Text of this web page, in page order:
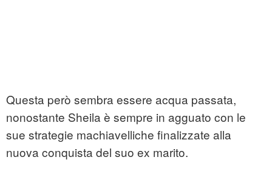
Questa però sembra essere acqua passata,
nonostante Sheila è sempre in agguato con le
sue strategie machiavelliche finalizzate alla
nuova conquista del suo ex marito.